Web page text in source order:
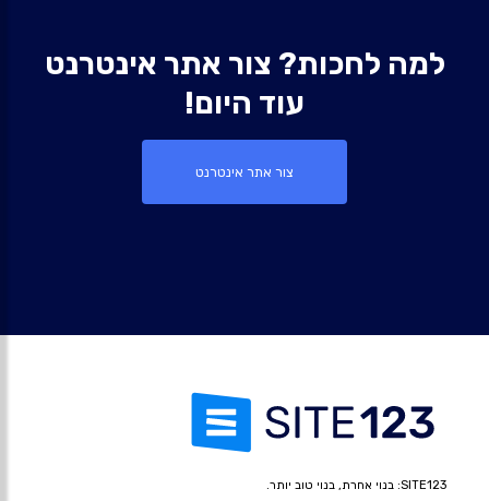
למה לחכות? צור אתר אינטרנט
עוד היום!
צור אתר אינטרנט
SITE123: בנוי אחרת, בנוי טוב יותר.